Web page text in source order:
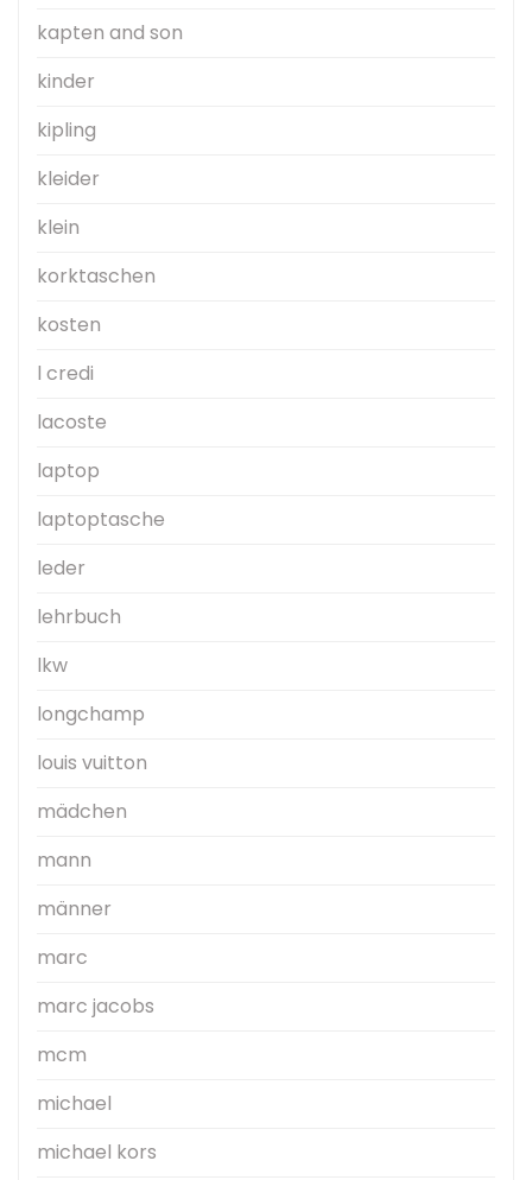
kapten and son
kinder
kipling
kleider
klein
korktaschen
kosten
l credi
lacoste
laptop
laptoptasche
leder
lehrbuch
lkw
longchamp
louis vuitton
mädchen
mann
männer
marc
marc jacobs
mcm
michael
michael kors